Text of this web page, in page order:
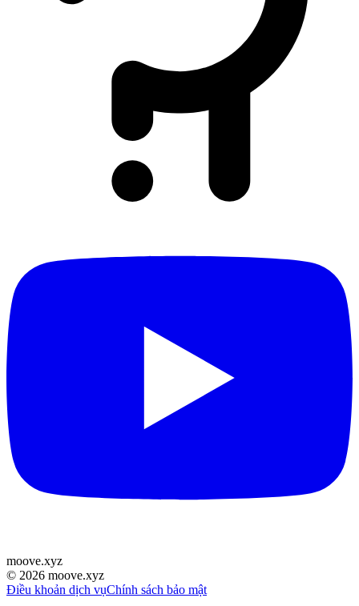
moove.xyz
© 2026 moove.xyz
Điều khoản dịch vụChính sách bảo mật